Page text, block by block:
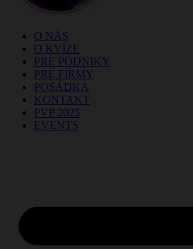
O NÁS
O KVÍZE
PRE PODNIKY
PRE FIRMY
POSÁDKA
KONTAKT
PVP 2025
EVENTS